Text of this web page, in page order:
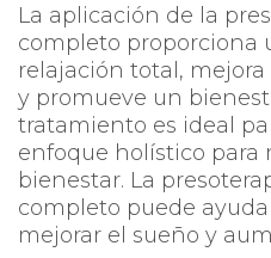
La aplicación de la
completo proporciona
relajación total,
y promueve un
tratamiento es ideal
enfoque holístico para
bienestar. La
completo puede
mejorar el sueño y